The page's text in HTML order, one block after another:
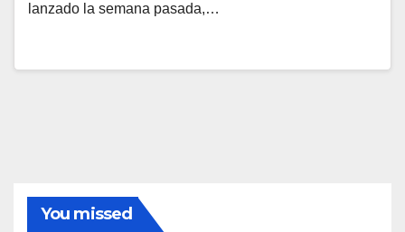
lanzado la semana pasada,…
You missed